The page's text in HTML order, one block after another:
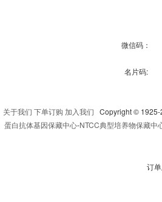
微信码：
名片码:
关于我们 下单订购 加入我们 Copyright © 1925-
蛋白抗体基因保藏中心-NTCC典型培养物保藏中
订